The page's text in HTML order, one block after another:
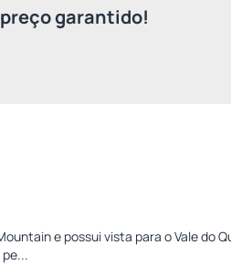
garantido!
e possui vista para o Vale do